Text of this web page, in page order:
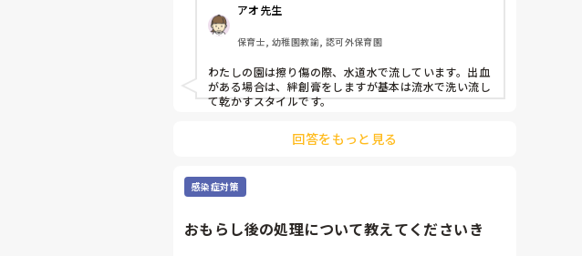
流水で流した方が不純物が取れるにではないかと思っ
てしまうのですが、同じような対応をされているとこ
ろはありますか？
よかったら教えてください。
アオ先生
保育士, 幼稚園教諭, 認可外保育園
わたしの園は擦り傷の際、水道水で流しています。出血
がある場合は、絆創膏をしますが基本は流水で洗い流し
て乾かすスタイルです。
回答をもっと見る
感染症対策
おもらし後の処理について教えてくださいき